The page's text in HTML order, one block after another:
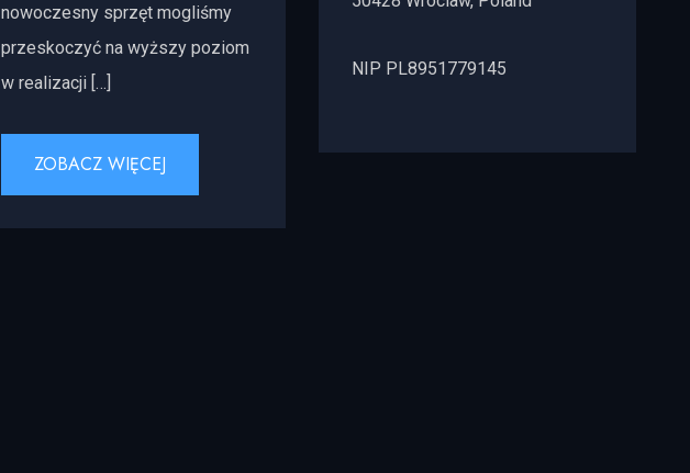
nowoczesny sprzęt mogliśmy
przeskoczyć na wyższy poziom
w realizacji […]
ZOBACZ WIĘCEJ
NIP PL8951779145